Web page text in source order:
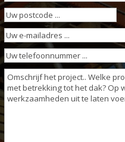
adres(Vereist)
Uw
postcode(Vereist)
Uw
e-
mailadres(Vereist)
Uw
telefoonnummer(Vereist)
Omschrijving
werkzaamheden(Vereist)